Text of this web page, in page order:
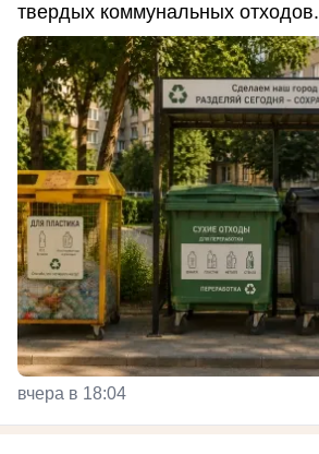
твердых коммунальных отходов.
вчера в 18:04